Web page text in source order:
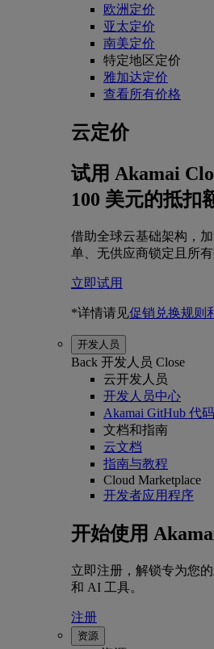
欧洲定价
亚太定价
南美定价
特定地区定价
雅加达定价
查看所有价格
云定价
试用 Akamai
100 美元的抵扣
借助全球云基础架构，
单、无供应商锁定且所
立即试用
*详情请见促销兑换规则
开发人员
Back 开发人员 Close
云开发人员
开发人员中心
Akamai GitHub 代
文档和指南
云文档
指南与教程
Cloud Marketplace
开发者应用程序
开始使用
立即注册，解锁专为您
和 AI 工具。
注册
资源